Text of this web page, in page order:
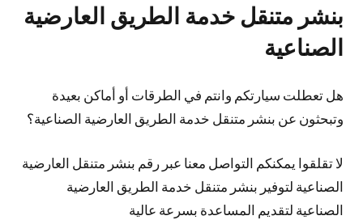
بنشر متنقل خدمة الطريق العارضية
الصناعية
هل تعطلت سيارتكم وانتم في الطرقات أو أماكن بعيدة
وتبحثون عن بنشر متنقل خدمة الطريق العارضية الصناعية؟
لا تقلقوا يمكنكم التواصل معنا عبر رقم بنشر متنقل العارضية
الصناعية لتوفير بنشر متنقل خدمة الطريق العارضية
الصناعية لتقديم المساعدة بسرعة عالية